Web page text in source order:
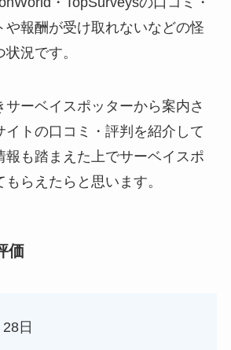
や報酬が受け取れないなどの怪
況です。
サーベイスポッターから案内さ
イトの口コミ・評判を紹介して
報も踏まえた上でサーベイスポ
らえたらと思います。
価
日